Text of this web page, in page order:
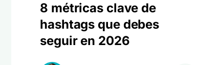
8 métricas clave de
hashtags que debes
seguir en 2026